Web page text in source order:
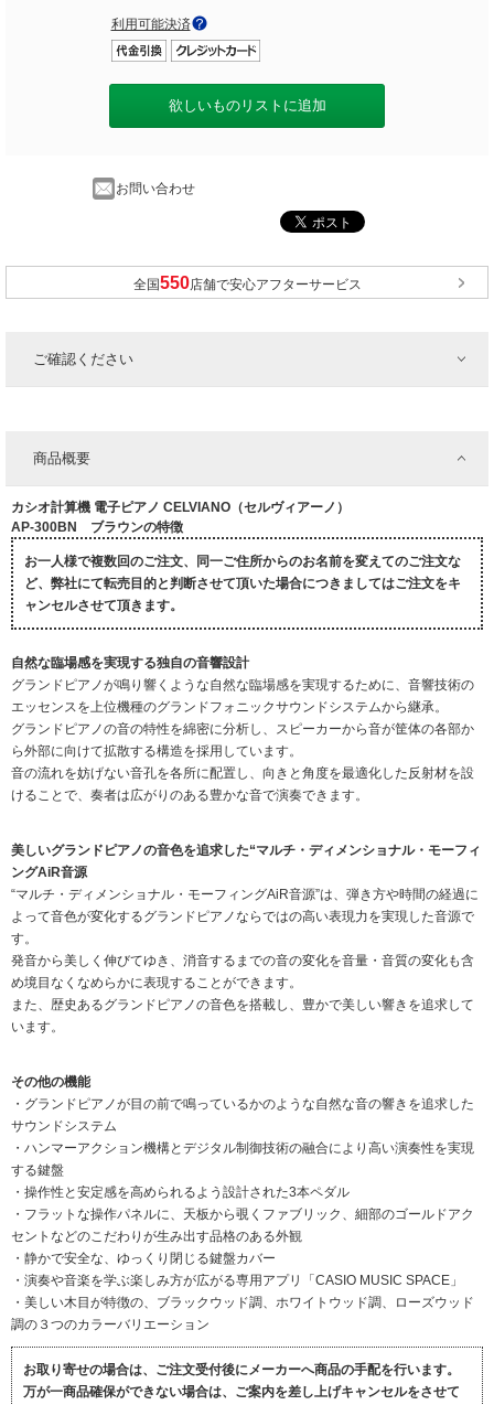
利用可能決済
欲しいものリストに追加
お問い合わせ
全国 店舗で安心アフターサービス
ご確認ください
商品概要
カシオ計算機 電子ピアノ CELVIANO（セルヴィアーノ）
AP-300BN ブラウンの特徴
お一人様で複数回のご注文、同一ご住所からのお名前を変えてのご注文な
ど、弊社にて転売目的と判断させて頂いた場合につきましてはご注文をキ
ャンセルさせて頂きます。
自然な臨場感を実現する独自の音響設計
グランドピアノが鳴り響くような自然な臨場感を実現するために、音響技術の
エッセンスを上位機種のグランドフォニックサウンドシステムから継承。
グランドピアノの音の特性を綿密に分析し、スピーカーから音が筐体の各部か
ら外部に向けて拡散する構造を採用しています。
音の流れを妨げない音孔を各所に配置し、向きと角度を最適化した反射材を設
けることで、奏者は広がりのある豊かな音で演奏できます。
美しいグランドピアノの音色を追求した“マルチ・ディメンショナル・モーフィ
ングAiR音源
“マルチ・ディメンショナル・モーフィングAiR音源”は、弾き方や時間の経過に
よって音色が変化するグランドピアノならではの高い表現力を実現した音源で
す。
発音から美しく伸びてゆき、消音するまでの音の変化を音量・音質の変化も含
め境目なくなめらかに表現することができます。
また、歴史あるグランドピアノの音色を搭載し、豊かで美しい響きを追求して
います。
その他の機能
・グランドピアノが目の前で鳴っているかのような自然な音の響きを追求した
サウンドシステム
・ハンマーアクション機構とデジタル制御技術の融合により高い演奏性を実現
する鍵盤
・操作性と安定感を高められるよう設計された3本ペダル
・フラットな操作パネルに、天板から覗くファブリック、細部のゴールドアク
セントなどのこだわりが生み出す品格のある外観
・静かで安全な、ゆっくり閉じる鍵盤カバー
・演奏や音楽を学ぶ楽しみ方が広がる専用アプリ「CASIO MUSIC SPACE」
・美しい木目が特徴の、ブラックウッド調、ホワイトウッド調、ローズウッド
調の３つのカラーバリエーション
お取り寄せの場合は、ご注文受付後にメーカーへ商品の手配を行います。
万が一商品確保ができない場合は、ご案内を差し上げキャンセルをさせて